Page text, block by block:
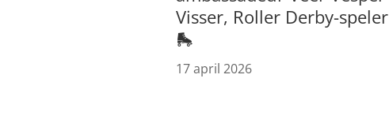
Visser, Roller Derby-speler
🛼
17 april 2026